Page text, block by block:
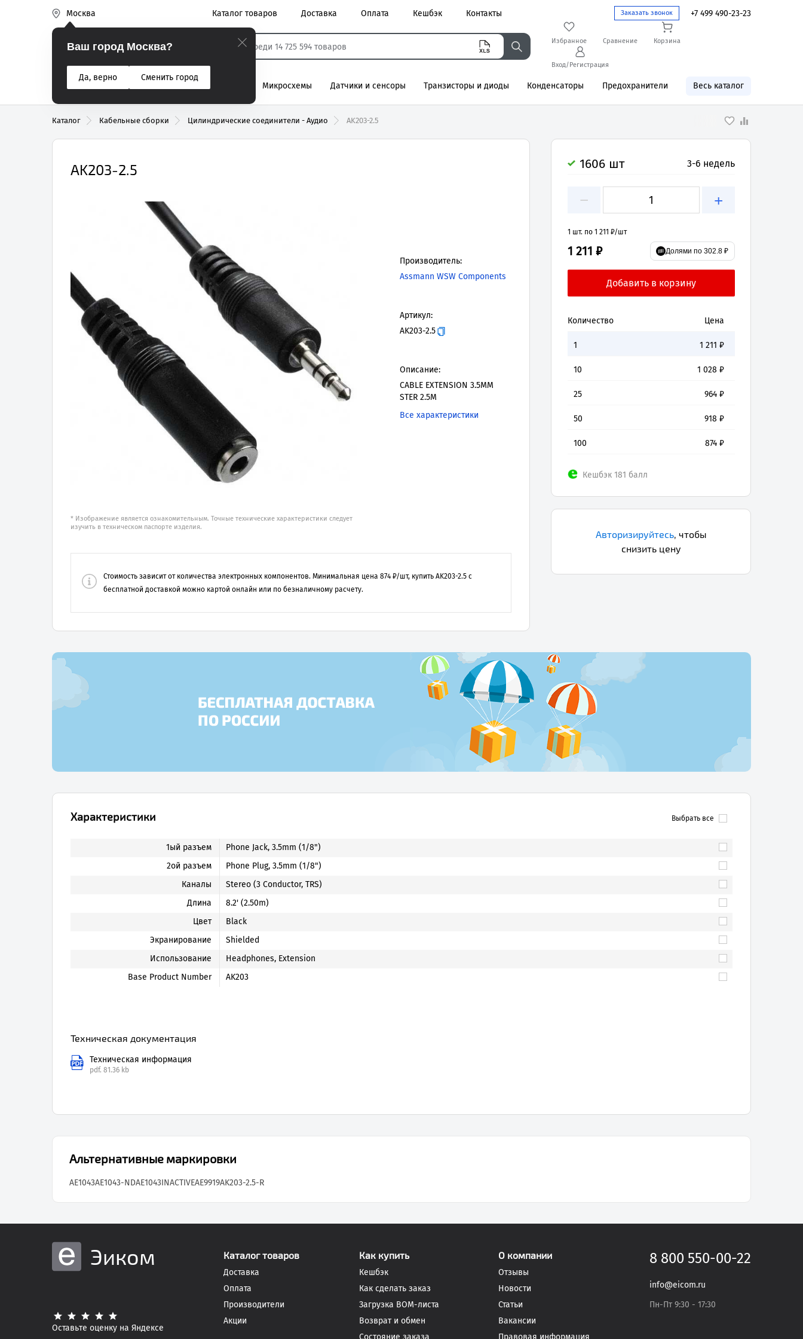
Москва Заказать звонок +7 499 490-23-23
Каталог товаров Доставка Оплата Кешбэк Контакты
Реле электромагнитные
Эиком Избранное Сравнение Корзина
Вход/Регистрация
Ваш город Москва?
Да, верно
Сменить город
% Акции
Разъемы Вентиляторы Микросхемы Датчики и сенсоры Транзисторы и диоды Конденсаторы Предохранители Весь каталог
Каталог Кабельные сборки Цилиндрические соединители - Аудио AK203-2.5
AK203-2.5
* Изображение является ознакомительным. Точные технические характеристики следует
изучить в техническом паспорте изделия.
Производитель:
Assmann WSW Components
Артикул:
AK203-2.5
Описание:
CABLE EXTENSION 3.5MM
STER 2.5M
Все характеристики
Стоимость зависит от количества электронных компонентов. Минимальная цена 874 ₽/шт, купить AK203-2.5 с
бесплатной доставкой можно картой онлайн или по безналичному расчету.
1606 шт 3-6 недель
− +
1 шт. по 1 211 ₽/шт
1 211 ₽ Долями по 302.8 ₽
Количество Цена
1 1 211 ₽
10 1 028 ₽
25 964 ₽
50 918 ₽
100 874 ₽
Кешбэк 181 балл
Авторизируйтесь, чтобы
снизить цену
Выбрать все
Характеристики
1ый разъем
Phone Jack, 3.5mm (1/8")
2ой разъем
Phone Plug, 3.5mm (1/8")
Каналы
Stereo (3 Conductor, TRS)
Длина
8.2' (2.50m)
Цвет
Black
Экранирование
Shielded
Использование
Headphones, Extension
Base Product Number
AK203
Техническая документация
Техническая информация
pdf. 81.36 kb
Альтернативные маркировки
AE1043AE1043-NDAE1043INACTIVEAE9919AK203-2.5-R
Эиком
Оставьте оценку на Яндексе
Каталог товаров
Доставка
Оплата
Производители
Акции
Как купить
Кешбэк
Как сделать заказ
Загрузка BOM-листа
Возврат и обмен
Состояние заказа
О компании
Отзывы
Новости
Статьи
Вакансии
Правовая информация
8 800 550-00-22
info@eicom.ru
Пн-Пт 9:30 - 17:30